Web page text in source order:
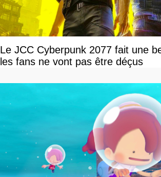
Le JCC Cyberpunk 2077 fait une
les fans ne vont pas être déçus